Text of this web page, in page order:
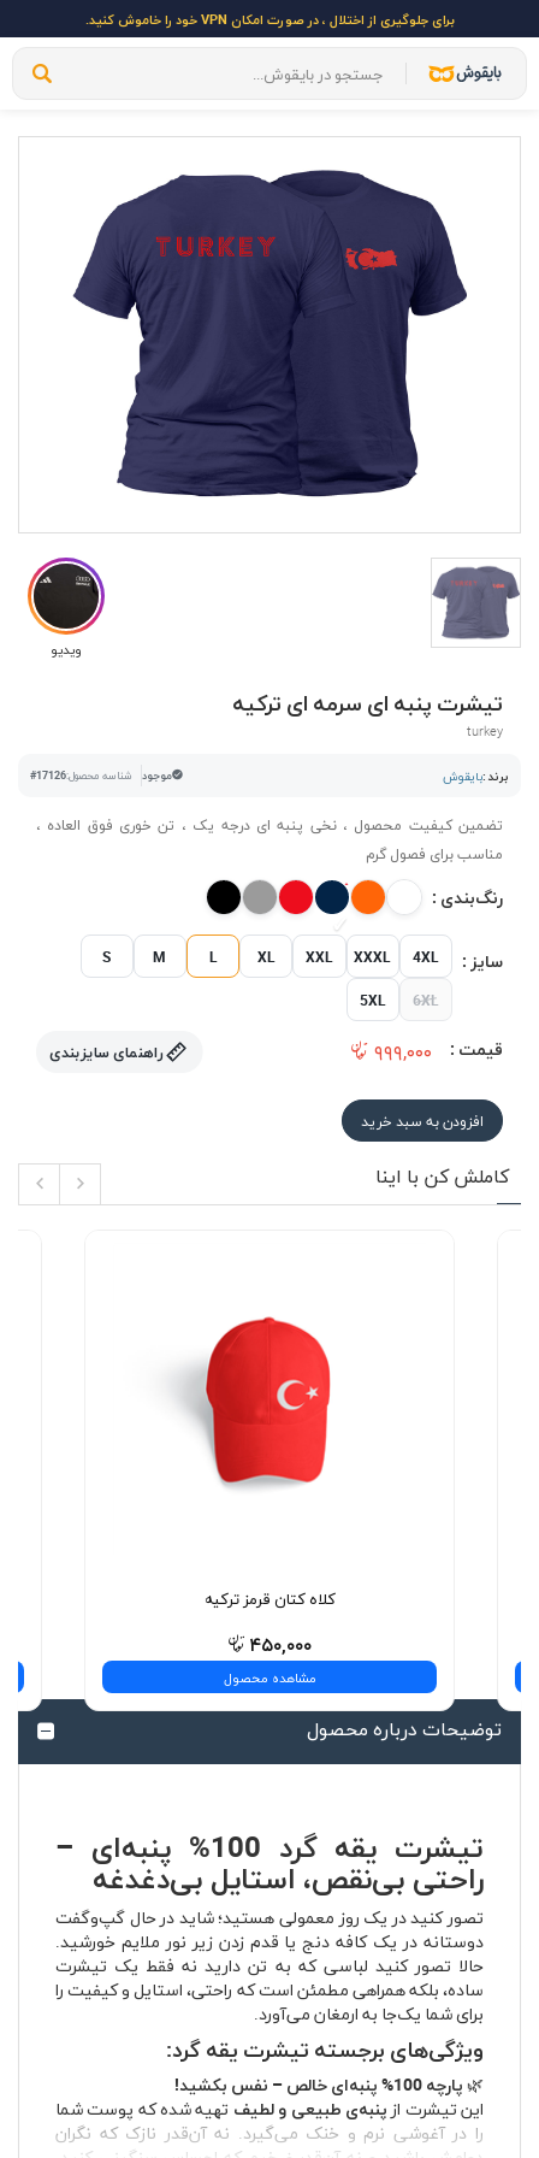
برای جلوگیری از اختلال ، در صورت امکان VPN خود را خاموش کنید.
ویدیو
تیشرت پنبه ای سرمه ای ترکیه
turkey
برند :بایقوش موجود شناسه محصول:#17126
تضمین کیفیت محصول ، نخی پنبه ای درجه یک ، تن خوری فوق العاده ،
مناسب برای فصول گرم
رنگ‌بندی :
سایز : S M L XL XXL XXXL 4XL
5XL 6XL
قیمت : ۹۹۹,۰۰۰ راهنمای سایزبندی
افزودن به سبد خرید
کاملش کن با اینا
کلاه کتان قرمز ترکیه
۴۵۰,۰۰۰
مشاهده محصول
توضیحات درباره محصول
تیشرت یقه گرد 100% پنبه‌ای –
راحتی بی‌نقص، استایل بی‌دغدغه
تصور کنید در یک روز معمولی هستید؛ شاید در حال گپ‌وگفت
دوستانه در یک کافه دنج یا قدم زدن زیر نور ملایم خورشید.
حالا تصور کنید لباسی که به تن دارید نه فقط یک تیشرت
ساده، بلکه همراهی مطمئن است که راحتی، استایل و کیفیت را
برای شما یک‌جا به ارمغان می‌آورد.
ویژگی‌های برجسته تیشرت یقه گرد:
🌿 پارچه 100% پنبه‌ای خالص – نفس بکشید!
این تیشرت از پنبه‌ی طبیعی و لطیف تهیه شده که پوست شما
را در آغوشی نرم و خنک می‌گیرد. نه آن‌قدر نازک که نگران